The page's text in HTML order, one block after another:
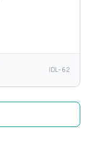
IDL-62